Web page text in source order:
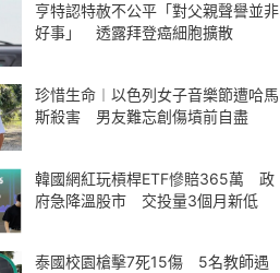
亨特認特赦不公平「對父親聲譽並非
好事」 透露拜登癌細胞擴散
珍惜生命︱以色列女子音樂節遭哈馬
斯殺害 男友難忘創傷墳前自盡
韓國網紅玩槓桿ETF慘賠365萬 政
府急降溫股市 交投量3個月新低
泰國校園槍擊7死15傷 5名教師遇